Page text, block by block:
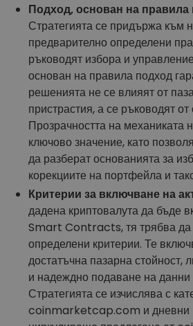
Подход, основан на правила
Стратегията се придържа към
предварително определени
ръководят избора и
основан на правила подход
решенията не се влияят от
пристрастия, а се ръководят
Прозрачността на механиката
ключово значение, като
да разберат основанията за
корекциите на портфейла и
Критерии за включване на
дадена криптовалута да бъде
Smart Contracts, тя трябва да
определени критерии. Те
достатъчна пазарна стойност,
и надеждно подаване на данни
Стратегията се изчислява с
coinmarketcap.com и дневни